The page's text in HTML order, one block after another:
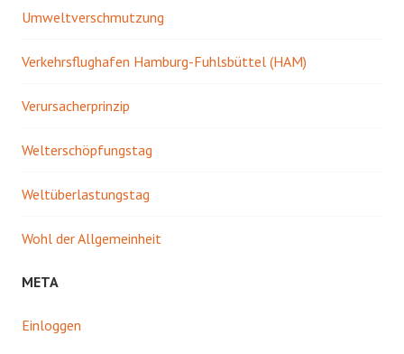
Umweltverschmutzung
Verkehrsflughafen Hamburg-Fuhlsbüttel (HAM)
Verursacherprinzip
Welterschöpfungstag
Weltüberlastungstag
Wohl der Allgemeinheit
META
Einloggen